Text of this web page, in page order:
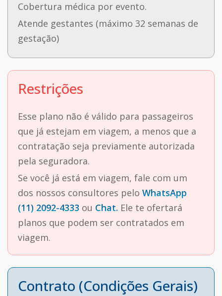
Cobertura médica por evento.
Atende gestantes (máximo 32 semanas de
gestação)
Restrições
Esse plano não é válido para passageiros
que já estejam em viagem, a menos que a
contratação seja previamente autorizada
pela seguradora.
Se você já está em viagem, fale com um
dos nossos consultores pelo WhatsApp
(11) 2092-4333 ou Chat. Ele te ofertará
planos que podem ser contratados em
viagem.
Contrato (Condições Gerais)